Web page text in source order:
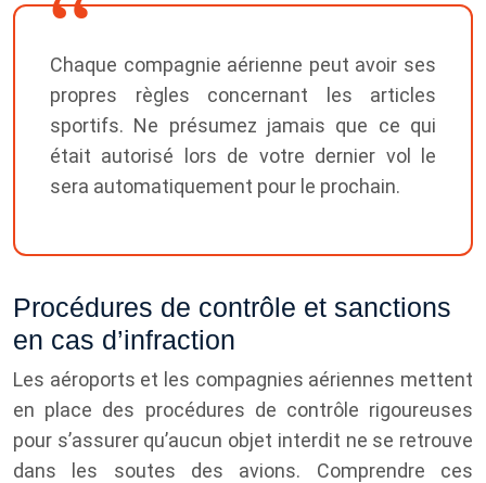
Chaque compagnie aérienne peut avoir ses
propres règles concernant les articles
sportifs. Ne présumez jamais que ce qui
était autorisé lors de votre dernier vol le
sera automatiquement pour le prochain.
Procédures de contrôle et sanctions
en cas d’infraction
Les aéroports et les compagnies aériennes mettent
en place des procédures de contrôle rigoureuses
pour s’assurer qu’aucun objet interdit ne se retrouve
dans les soutes des avions. Comprendre ces